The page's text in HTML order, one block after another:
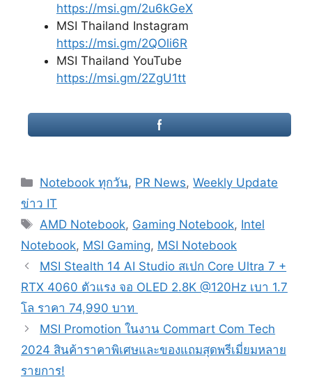
https://msi.gm/2u6kGeX
MSI Thailand Instagram
https://msi.gm/2QOli6R
MSI Thailand YouTube
https://msi.gm/2ZgU1tt
Categories
Notebook ทุกวัน, PR News,Weekly Update
ข่าว IT
Tags
AMD Notebook, Gaming Notebook, Intel
Notebook, MSI Gaming, MSI Notebook
Post
navigation
MSI Stealth 14 AI Studio สเปก Core Ultra 7 +
RTX 4060 ตัวแรง จอ OLED 2.8K @120Hz เบา 1.7
โล ราคา 74,990 บาท
MSI Promotion ในงาน Commart Com Tech
2024 สินค้าราคาพิเศษและของแถมสุดพรีเมี่ยมหลาย
รายการ!